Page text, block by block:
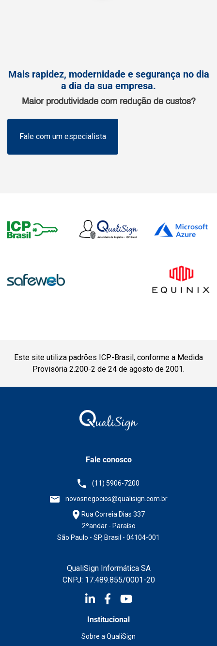
Mais rapidez, modernidade e segurança no dia
a dia da sua empresa.
Maior produtividade com redução de custos?
Fale com um especialista
Este site utiliza padrões ICP-Brasil, conforme a Medida
Provisória 2.200-2 de 24 de agosto de 2001.
Fale conosco
(11) 5906-7200
novosnegocios@qualisign.com.br
Rua Correia Dias 337
2ºandar - Paraíso
São Paulo - SP, Brasil - 04104-001
QualiSign Informática SA
CNPJ: 17.489.855/0001-20
Institucional
Sobre a QualiSign